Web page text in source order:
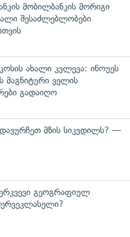
მობილბანკის მორიგი
შესაძლებლობები
ახალი კვლევა: ინოუეს
მაგნიტური ველის
გადაიღო
მზის სიკვდილს? —
გეოგრაფიულ